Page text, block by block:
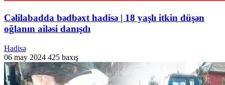
Cəlilabadda bədbəxt hadisə | 18 yaşlı itkin düşən
oğlanın ailəsi danışdı
Hadisə
06 may 2024 425 baxış